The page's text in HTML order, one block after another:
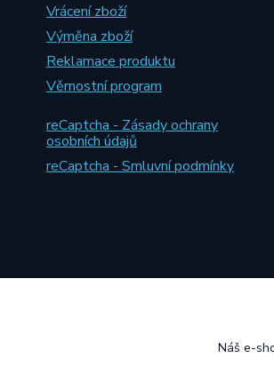
Vrácení zboží
Výměna zboží
Reklamace produktu
Věrnostní program
reCaptcha - Zásady ochrany
osobních údajů
reCaptcha - Smluvní podmínky
Náš e-